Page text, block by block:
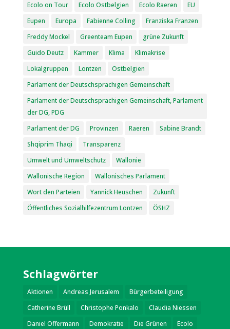
Ecolo on Tour
Ecolo Ostbelgien Ecolo Raeren
EU
Eupen
Europa Fabienne Colling
Franziska Franzen
Freddy Mockel
Greenteam Eupen
grüne Zukunft
Guido Deutz
Kammer Klima
Klimakrise
Lokalgruppen
Lontzen
Ostbelgien
Parlament der Deutschsprachigen Gemeinschaft
Parlament der Deutschsprachigen Gemeinschaft, Parlament
der DG, PDG
Parlament der DG
Provinzen Raeren
Sabine Brandt
Shqiprim Thaqi
Transparenz
Umwelt und Umweltschutz
Wallonie
Wallonische Region
Wallonisches Parlament
Wort den Parteien
Yannick Heuschen
Zukunft
Öffentliches Sozialhilfezentrum Lontzen
ÖSHZ
Schlagwörter
Aktionen Andreas Jerusalem
Bürgerbeteiligung
Catherine Brüll
Christophe Ponkalo
Claudia Niessen
Daniel Offermann
Demokratie Die Grünen
Ecolo